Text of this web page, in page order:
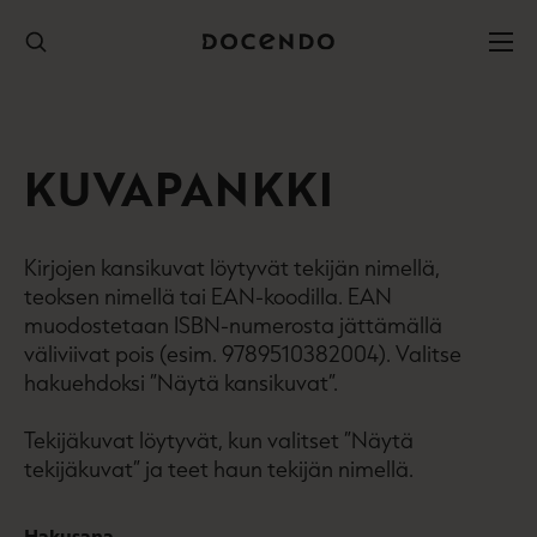
sisältöön
KUVAPANKKI
Kirjojen kansikuvat löytyvät tekijän nimellä,
teoksen nimellä tai EAN-koodilla. EAN
muodostetaan ISBN-numerosta jättämällä
väliviivat pois (esim. 9789510382004). Valitse
hakuehdoksi ”Näytä kansikuvat”.
Tekijäkuvat löytyvät, kun valitset ”Näytä
tekijäkuvat” ja teet haun tekijän nimellä.